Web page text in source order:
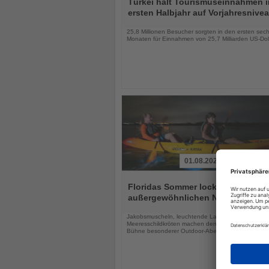
dieersten Halbjahr auf
25,8 Millionen Besucher sorgten in den ersten
Monaten für Einnahmen von 25,7 Milliarden US-
Sie
die
Nachrichten
01.08.2026
Floridas Sommer lockt mit drei
außergewöhnlichen
Jakobsmuscheln, leuchtende Lagunen und
Meeresschildkröten machen den Sunshine State
Bühne besonderer Outdoor-Abenteuer